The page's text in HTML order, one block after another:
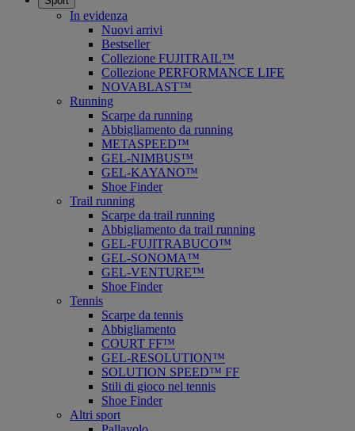
In evidenza
Nuovi arrivi
Bestseller
Collezione FUJITRAIL™
Collezione PERFORMANCE LIFE
NOVABLAST™
Running
Scarpe da running
Abbigliamento da running
METASPEED™
GEL-NIMBUS™
GEL-KAYANO™
Shoe Finder
Trail running
Scarpe da trail running
Abbigliamento da trail running
GEL-FUJITRABUCO™
GEL-SONOMA™
GEL-VENTURE™
Shoe Finder
Tennis
Scarpe da tennis
Abbigliamento
COURT FF™
GEL-RESOLUTION™
SOLUTION SPEED™ FF
Stili di gioco nel tennis
Shoe Finder
Altri sport